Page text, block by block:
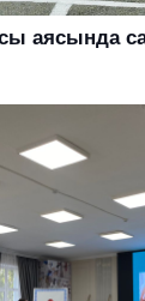
аясында